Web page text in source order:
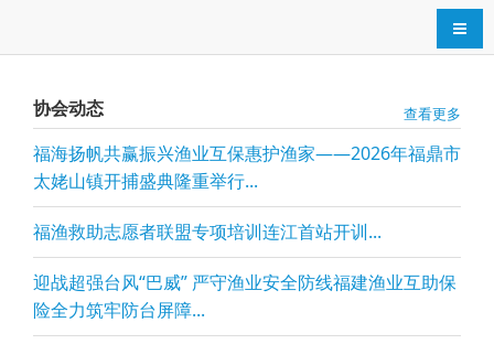
导航
协会动态 查看更多
福海扬帆共赢振兴渔业互保惠护渔家——2026年福鼎市
太姥山镇开捕盛典隆重举行...
福渔救助志愿者联盟专项培训连江首站开训...
迎战超强台风“巴威” 严守渔业安全防线福建渔业互助保
险全力筑牢防台屏障...